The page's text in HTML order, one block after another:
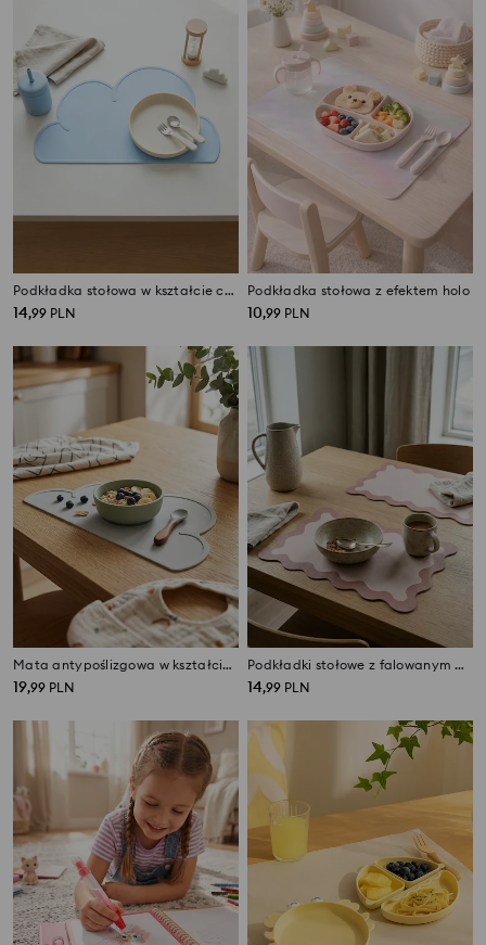
Podkładka stołowa w kształcie chmury
14,99 PLN
Podkładka stołowa z efektem holo
10,99 PLN
Mata antypoślizgowa w kształcie chmury
19,99 PLN
Podkładki stołowe z falowanym brzegiem 2 pack
14,99 PLN